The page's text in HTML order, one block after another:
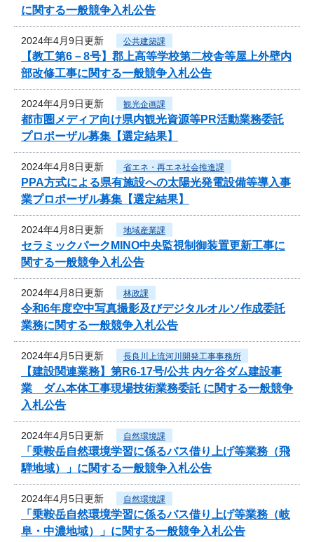
に関する一般競争入札公告
2024年4月9日更新 公共建築課
【教工第6－8号】郡上高等学校第二校舎等屋上外壁内
部改修工事に関する一般競争入札公告
2024年4月9日更新 観光企画課
都市圏メディア向け県内観光資源等PR活動業務委託
プロポーザル募集【選定結果】
2024年4月8日更新 省エネ・再エネ社会推進課
PPA方式による県有施設への太陽光発電設備等導入事
業プロポーザル募集【選定結果】
2024年4月8日更新 地域産業課
セラミックパークMINO中央監視制御装置更新工事に
関する一般競争入札公告
2024年4月8日更新 林政課
令和6年度空中写真撮影及びデジタルオルソ作成委託
業務に関する一般競争入札公告
2024年4月5日更新 長良川上流河川開発工事事務所
【建設関連業務】第R6-17号/公共 内ケ谷ダム建設事
業 ダム本体工事現場技術業務委託 に関する一般競争
入札公告
2024年4月5日更新 自然環境課
「乗鞍岳自然環境学習に係るバス借り上げ等業務（飛
騨地域）」に関する一般競争入札公告
2024年4月5日更新 自然環境課
「乗鞍岳自然環境学習に係るバス借り上げ等業務（岐
阜・中濃地域）」に関する一般競争入札公告